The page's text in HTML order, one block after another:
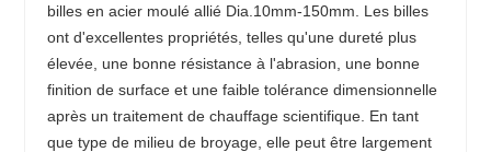
billes en acier moulé allié Dia.10mm-150mm. Les billes
ont d'excellentes propriétés, telles qu'une dureté plus
élevée, une bonne résistance à l'abrasion, une bonne
finition de surface et une faible tolérance dimensionnelle
après un traitement de chauffage scientifique. En tant
que type de milieu de broyage, elle peut être largement